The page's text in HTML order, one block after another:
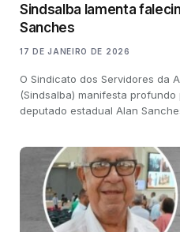
Sindsalba lamenta
Sanches
17 DE JANEIRO DE 2026
O Sindicato dos Servidores da
(Sindsalba) manifesta
deputado estadual Alan